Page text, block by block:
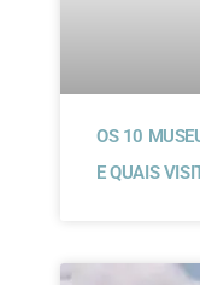
OS 10
E QUAIS